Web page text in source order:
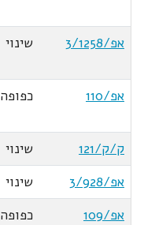
אפ/3/1258
שינוי
אפ/110
כפופה
ק/ק/121
שינוי
אפ/3/928
שינוי
אפ/109
כפופה